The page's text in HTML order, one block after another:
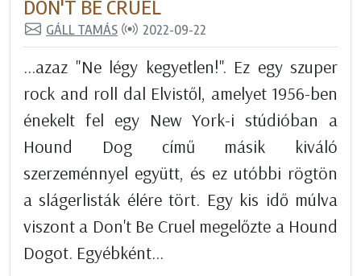
DON'T BE CRUEL
GÁLL TAMÁS 2022-09-22
...azaz "Ne légy kegyetlen!". Ez egy szuper
rock and roll dal Elvistől, amelyet 1956-ben
énekelt fel egy New York-i stúdióban a
Hound Dog című másik kiváló
szerzeménnyel együtt, és ez utóbbi rögtön
a slágerlisták élére tört. Egy kis idő múlva
viszont a Don't Be Cruel megelőzte a Hound
Dogot. Egyébként...